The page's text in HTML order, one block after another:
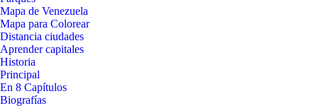
Mapa de Venezuela
Mapa para Colorear
Distancia ciudades
Aprender capitales
Historia
Principal
En 8 Capítulos
Biografías